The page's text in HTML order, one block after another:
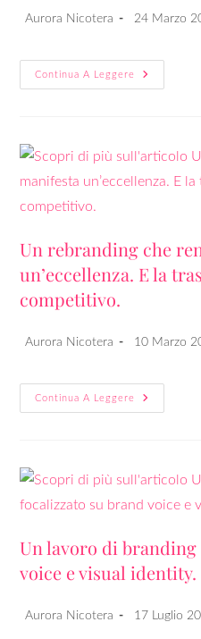
Aurora Nicotera 24 Marzo
Continua A Leggere
Un rebranding che
un’eccellenza. E la
competitivo.
Aurora Nicotera 10 Marzo
Continua A Leggere
Un lavoro di
voice e visual identity.
Aurora Nicotera 17 Luglio